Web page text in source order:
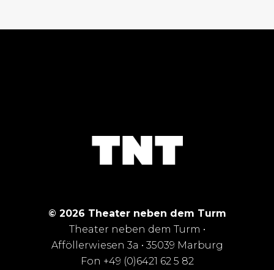
© 2026 Theater neben dem Turm
Theater neben dem Turm •
Afföllerwiesen 3a • 35039 Marburg
Fon +49 (0)6421 62 5 82